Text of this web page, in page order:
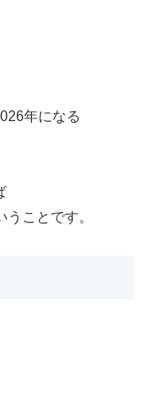
年になる
うことです。